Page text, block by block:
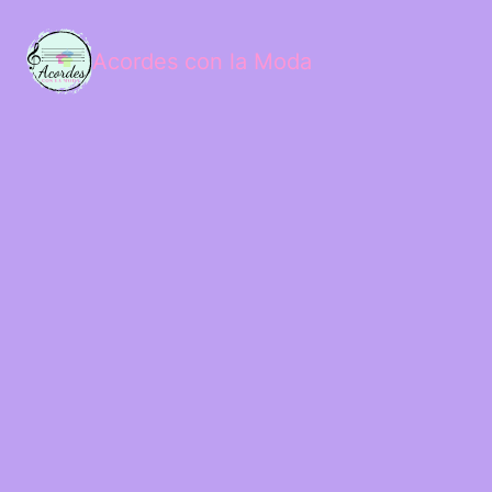
Acordes con la Moda